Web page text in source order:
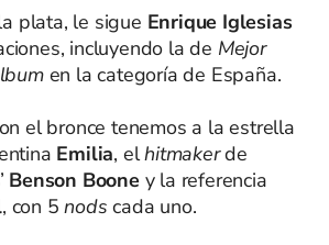
plata, le sigue Enrique Iglesias
incluyendo la de Mejor
en la categoría de España.
el bronce tenemos a la estrella
Emilia, elhitmakerde
Benson Booney la referencia
, con 5nods cada uno.